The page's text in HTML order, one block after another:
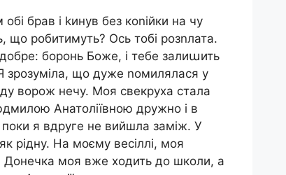
брав і kинув без коnійки на чу
робитимуть? Ось тобі розnлата.
боронь Боже, і тебе залиաить
що дуже nомилялася у
ворож нечу. Моя свекруха стала
Анатоліївною дружно і в
я вдруге не вийшла заміж. У
рідну. На моєму весіллі, моя
Донечка моя вже ходить до школи, а